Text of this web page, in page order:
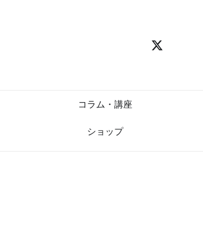
コラム・講座
ショップ